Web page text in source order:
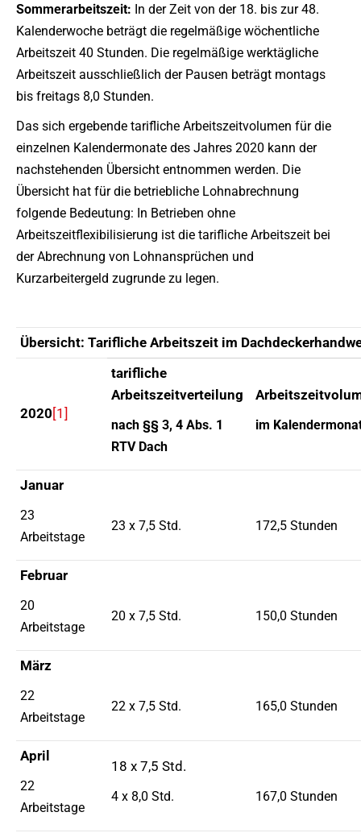
Sommerarbeitszeit: In der Zeit von der 18. bis zur 48.
Kalenderwoche beträgt die regelmäßige wöchentliche
Arbeitszeit 40 Stunden. Die regelmäßige werktägliche
Arbeitszeit ausschließlich der Pausen beträgt montags
bis freitags 8,0 Stunden.
Das sich ergebende tarifliche Arbeitszeitvolumen für die
einzelnen Kalendermonate des Jahres 2020 kann der
nachstehenden Übersicht entnommen werden. Die
Übersicht hat für die betriebliche Lohnabrechnung
folgende Bedeutung: In Betrieben ohne
Arbeitszeitflexibilisierung ist die tarifliche Arbeitszeit bei
der Abrechnung von Lohnansprüchen und
Kurzarbeitergeld zugrunde zu legen.
Übersicht: Tarifliche Arbeitszeit im
2020 [1]
tarifliche
Arbeitszeitverteilung
nach §§ 3, 4 Abs. 1
RTV Dach
im
Januar
23
Arbeitstage
23 x 7,5 Std. 172,5 Stunden
Februar
20
Arbeitstage
20 x 7,5 Std. 150,0 Stunden
März
22
Arbeitstage
22 x 7,5 Std. 165,0 Stunden
April
22
Arbeitstage
18 x 7,5 Std.
4 x 8,0 Std. 167,0 Stunden